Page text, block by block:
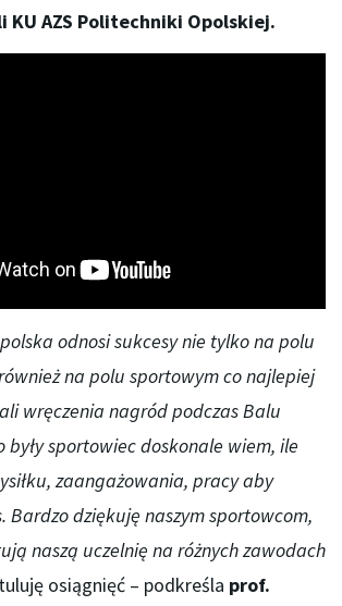
AZS Politechniki Opolskiej.
odnosi sukcesy nie tylko na polu
na polu sportowym co najlepiej
wręczenia nagród podczas Balu
były sportowiec doskonale wiem, ile
zaangażowania, pracy aby
Bardzo dziękuję naszym sportowcom,
naszą uczelnię na różnych zawodach
osiągnięć – podkreśla prof.